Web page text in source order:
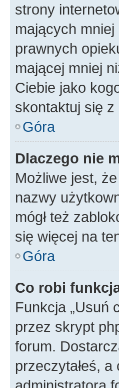
strony
mających
prawnych
mającej mniej
Ciebie jako
skontaktuj się z
Góra
Dlaczego nie
Możliwe jest,
nazwy
mógł też
się więcej na
Góra
Co robi
Funkcja „Usuń
przez skrypt
forum.
przeczytałeś,